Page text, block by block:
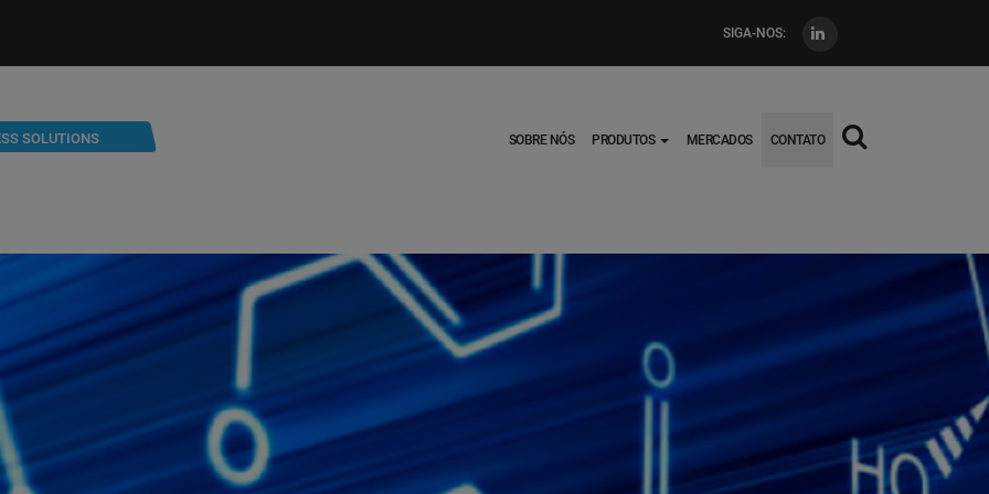
SIGA-NOS:
SOLUTIONS
Main
SOBRE NÓS PRODUTOS MERCADOS CONTATO